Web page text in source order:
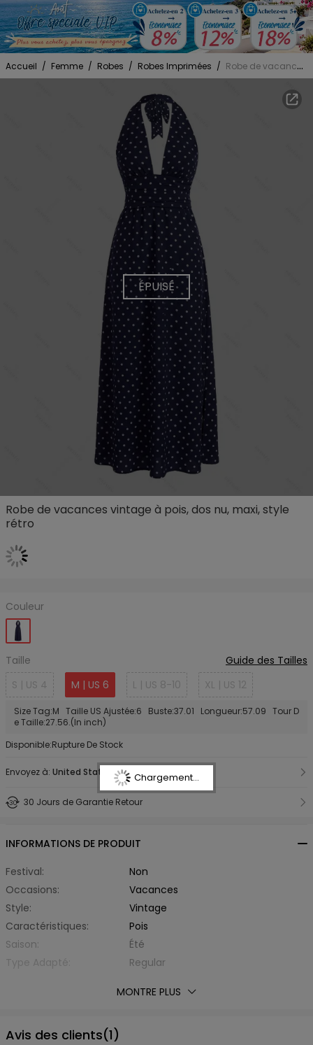
Accueil / Femme / Robes / Robes Imprimées / Robe de vacances vintage à pois, dos nu, maxi, style rétro
ÉPUISÉ
Robe de vacances vintage à pois, dos nu, maxi, style
rétro
Couleur
Taille
Guide des Tailles
S | US 4
M | US 6 L | US 8-10 XL | US 12
Size Tag:M Taille US Ajustée:6 Buste:37.01 Longueur:57.09 Tour D
e Taille:27.56.(In inch)
Disponible:Rupture De Stock
Envoyez à: United States
30 Jours de Garantie Retour
INFORMATIONS DE PRODUIT
Festival:
Non
Occasions:
Vacances
Style:
Vintage
Caractéristiques:
Pois
Saison:
Été
Type Adapté:
Regular
Non Elastique
Matière:
MONTRE PLUS
Avis des clients(1)
Chargement...